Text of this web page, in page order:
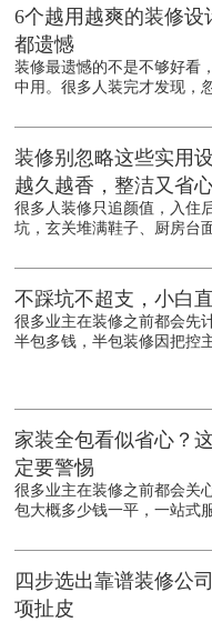
6个越用越爽的装修设
都遗憾
装修最遗憾的不是不够好看
中用。很多人装完才发现，
装修别忽略这些实用
越久越香，整洁又省
很多人装修只追颜值，入住
坑，玄关堆满鞋子、厨房台
不踩坑不超支，小白
很多业主在装修之前都会先
半包多钱，半包装修因把控
家装全包看似省心？
定要警惕
很多业主在装修之前都会关
包大概多少钱一平，一站式
四步选出靠谱装修公
项扯皮